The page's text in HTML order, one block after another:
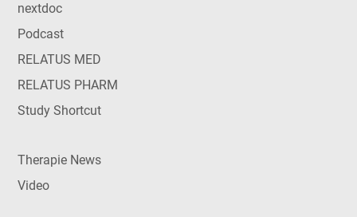
nextdoc
Podcast
RELATUS MED
RELATUS PHARM
Study Shortcut
Therapie News
Video